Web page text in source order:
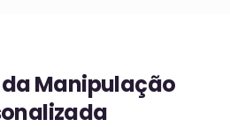
Manipulação